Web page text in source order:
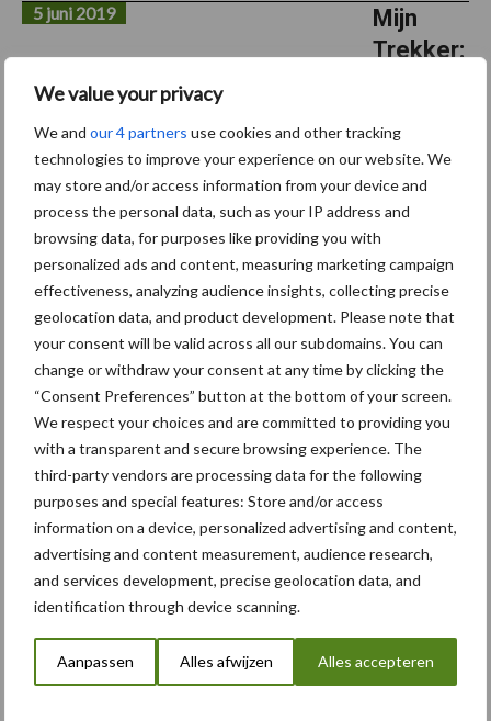
We value your privacy
We and our 4 partners use cookies and other tracking
technologies to improve your experience on our website. We
may store and/or access information from your device and
process the personal data, such as your IP address and
browsing data, for purposes like providing you with
personalized ads and content, measuring marketing campaign
effectiveness, analyzing audience insights, collecting precise
geolocation data, and product development. Please note that
your consent will be valid across all our subdomains. You can
change or withdraw your consent at any time by clicking the
“Consent Preferences” button at the bottom of your screen.
We respect your choices and are committed to providing you
with a transparent and secure browsing experience. The
third-party vendors are processing data for the following
purposes and special features: Store and/or access
information on a device, personalized advertising and content,
advertising and content measurement, audience research,
and services development, precise geolocation data, and
identification through device scanning.
Aanpassen Alles afwijzen Alles accepteren
Mijn
Trekker:
8970A
van Jan
De
Vriendt
5 juni 2019
Vroeger kwam er op de boerderij van Jan De Vriendt een
loonwerker langs met een New Holland 70-serie. Omdat ze zelf
niet beschikten over een tractor met het nodige vermogen
ploegde de loonwerker en legde het perceel zaaiklaar met ...
Lees meer
Bas in
Amerika
: deel 2
30 mei 2019
Amerikaans
avontuur. In